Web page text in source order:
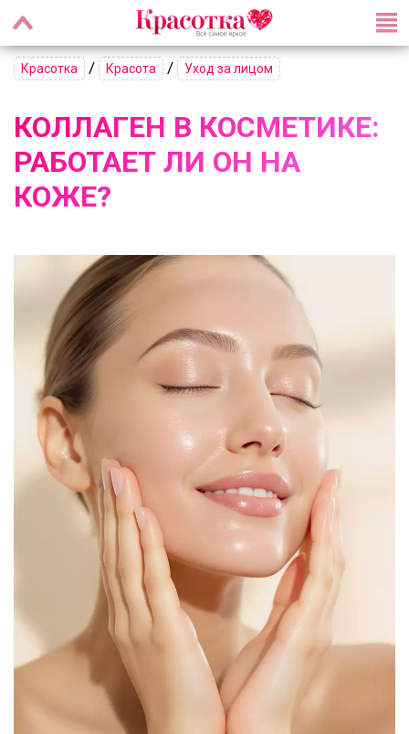
Красотка / Красота / Уход за лицом
КОЛЛАГЕН В КОСМЕТИКЕ:
РАБОТАЕТ ЛИ ОН НА
КОЖЕ?